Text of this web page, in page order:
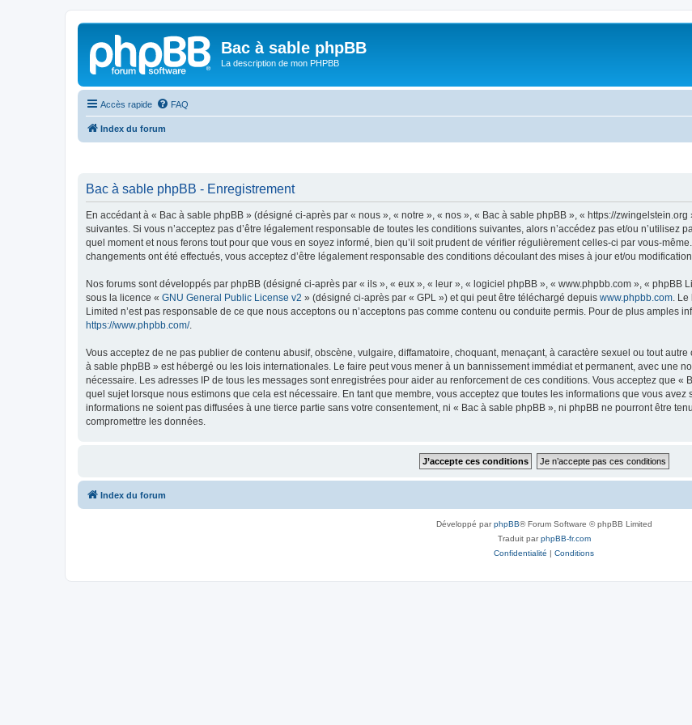
Bac à sable phpBB
La description de mon PHPBB
Accès rapide FAQ
Index du forum
Bac à sable phpBB - Enregistrement
En accédant à « Bac à sable phpBB » (désigné ci-après par « nous », « notre », « nos », « Bac à sable phpBB », « https://
suivantes. Si vous n’acceptez pas d’être légalement responsable de toutes les conditions suivantes, alors n’accédez pas et/ou n’utilisez
quel moment et nous ferons tout pour que vous en soyez informé, bien qu’il soit prudent de vérifier régulièrement celles-ci par vous-
changements ont été effectués, vous acceptez d’être légalement responsable des conditions découlant des mises à jour et/ou
Nos forums sont développés par phpBB (désigné ci-après par « ils », « eux », « leur », « logiciel phpBB », « www.phpbb.com », « phpBB
sous la licence « GNU General Public License v2 » (désigné ci-après par « GPL ») et qui peut être téléchargé depuis www.phpbb.com. Le
Limited n’est pas responsable de ce que nous acceptons ou n’acceptons pas comme contenu ou conduite permis. Pour de plus amples
https://www.phpbb.com/.
Vous acceptez de ne pas publier de contenu abusif, obscène, vulgaire, diffamatoire, choquant, menaçant, à caractère sexuel ou tout
à sable phpBB » est hébergé ou les lois internationales. Le faire peut vous mener à un bannissement immédiat et permanent, avec une
nécessaire. Les adresses IP de tous les messages sont enregistrées pour aider au renforcement de ces conditions. Vous acceptez que
quel sujet lorsque nous estimons que cela est nécessaire. En tant que membre, vous acceptez que toutes les informations que vous
informations ne soient pas diffusées à une tierce partie sans votre consentement, ni « Bac à sable phpBB », ni phpBB ne pourront être
compromettre les données.
Index du forum
Développé parphpBB® Forum Software © phpBB Limited
Traduit parphpBB-fr.com
Confidentialité | Conditions